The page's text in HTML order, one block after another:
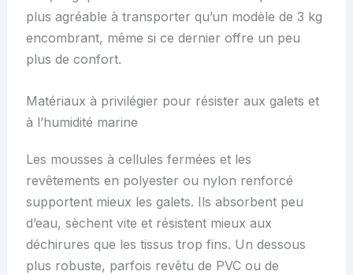
plus agréable à transporter qu’un modèle de 3 kg
encombrant, même si ce dernier offre un peu
plus de confort.
Matériaux à privilégier pour résister aux galets et
à l’humidité marine
Les mousses à cellules fermées et les
revêtements en polyester ou nylon renforcé
supportent mieux les galets. Ils absorbent peu
d’eau, sèchent vite et résistent mieux aux
déchirures que les tissus trop fins. Un dessous
plus robuste, parfois revêtu de PVC ou de